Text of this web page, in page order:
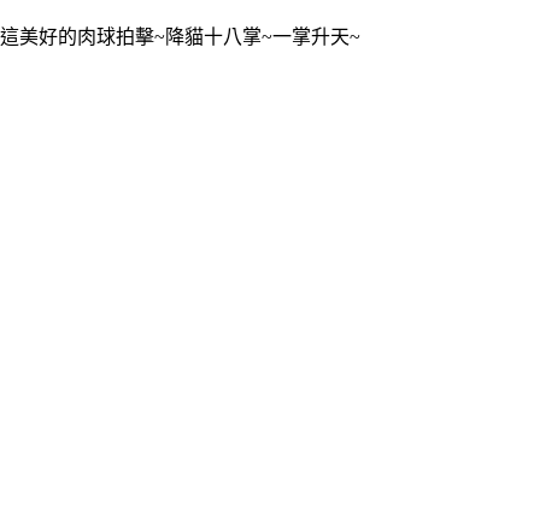
這美好的肉球拍擊~降貓十八掌~一掌升天~